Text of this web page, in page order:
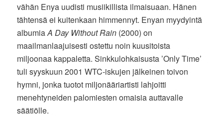
vähän Enya uudisti musiikillista ilmaisuaan. Hänen
tähtensä ei kuitenkaan himmennyt. Enyan myydyintä
albumiaA Day Without Rain (2000) on
maailmanlaajuisesti ostettu noin kuusitoista
miljoonaa kappaletta. Sinkkulohkaisusta ’Only Time’
tuli syyskuun 2001 WTC-iskujen jälkeinen toivon
hymni, jonka tuotot miljonääriartisti lahjoitti
menehtyneiden palomiesten omaisia auttavalle
säätiölle.